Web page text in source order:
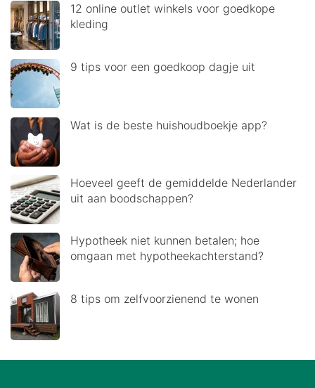
12 online outlet winkels voor goedkope
kleding
9 tips voor een goedkoop dagje uit
Wat is de beste huishoudboekje app?
Hoeveel geeft de gemiddelde Nederlander
uit aan boodschappen?
Hypotheek niet kunnen betalen; hoe
omgaan met hypotheekachterstand?
8 tips om zelfvoorzienend te wonen